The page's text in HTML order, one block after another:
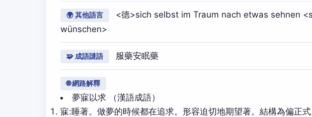
🌍 其他語言
<德>sich selbst im Traum nach etwas sehnen
wünschen>
🧩 成語謎語 服藥安眠藥
🌐 網路解釋
夢寐以求 （漢語成語）
寐:睡著。做夢的時候都在追求。形容迫切地期望著。結構為偏正